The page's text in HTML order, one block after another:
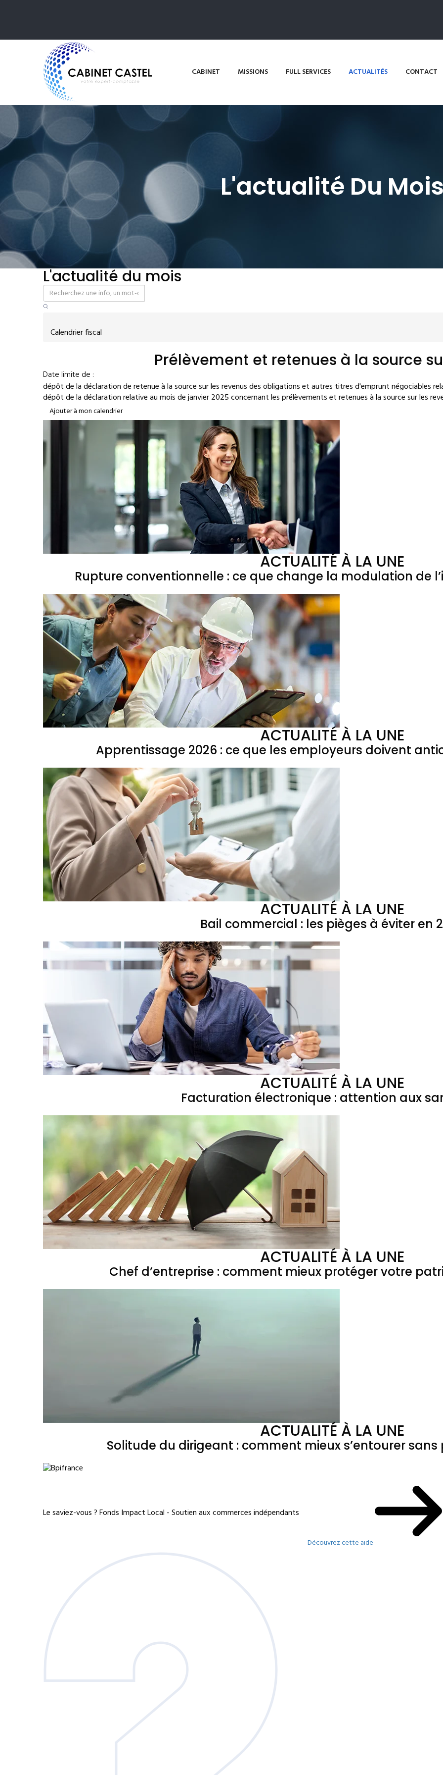
CABINET MISSIONS FULL SERVICES ACTUALITÉS CONTACT
L'actualité Du Mois
L'actualité du mois
Calendrier fiscal
Prélèvement et retenues à la source
Date limite de :
dépôt de la déclaration de retenue à la source sur les revenus des obligations et autres titres d'emprunt négociables
dépôt de la déclaration relative au mois de janvier 2025 concernant les prélèvements et retenues à la source sur les
Ajouter à mon calendrier
ACTUALITÉ À LA UNE
Rupture conventionnelle : ce que change la modulation de
ACTUALITÉ À LA UNE
Apprentissage 2026 : ce que les employeurs doivent
ACTUALITÉ À LA UNE
Bail commercial : les pièges à éviter en
ACTUALITÉ À LA UNE
Facturation électronique : attention aux
ACTUALITÉ À LA UNE
Chef d’entreprise : comment mieux protéger votre
ACTUALITÉ À LA UNE
Solitude du dirigeant : comment mieux s’entourer
Le saviez-vous ?Fonds Impact Local - Soutien aux commerces indépendants
Découvrez cette aide